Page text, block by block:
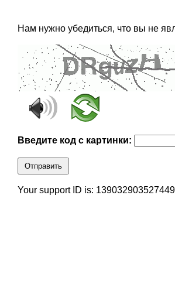
Нам нужно убедиться, что вы не
Введите код с картинки:
Отправить
Your support ID is: